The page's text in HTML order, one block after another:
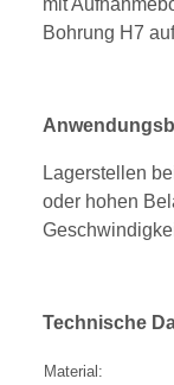
Bohrung H7
Lagerstellen
oder hohen
Technische
Material: